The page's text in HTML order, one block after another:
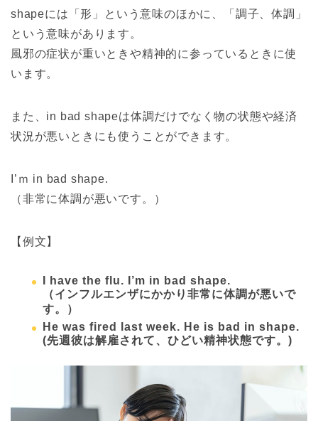
shapeには「形」という意味のほかに、「調子、体調」
という意味があります。
風邪の症状が重いときや精神的に参っているときに使
います。
また、in bad shapeは体調だけでなく物の状態や経済
状況が悪いときにも使うことができます。
I’ｍ in bad shape.
（非常に体調が悪いです。）
【例文】
I have the flu. I’m in bad shape.
（インフルエンザにかかり非常に体調が悪いで
す。）
He was fired last week. He is bad in shape.
(先週彼は解雇されて、ひどい精神状態です。)